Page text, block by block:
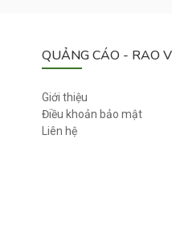
Ệ
Ễ
T
H
QUẢNG CÁO - RAO
Giới thiệu
Điều khoản bảo mật
Liên hệ